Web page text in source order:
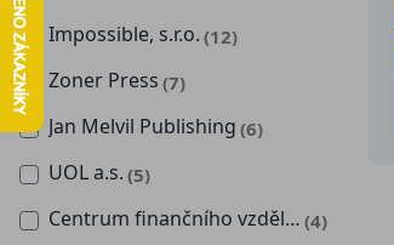
Impossible, s.r.o. (12)
Zoner Press (7)
Jan Melvil Publishing (6)
UOL a.s. (5)
Centrum finančního vzdělávání (4)